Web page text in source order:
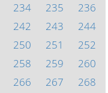
234 235
236
242 243
244
250 251
252
258 259
260
266 267
268